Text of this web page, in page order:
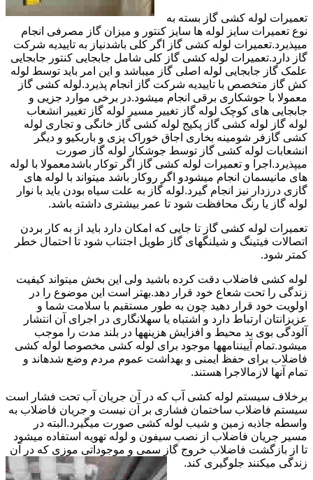
تعمیرات لوله کشی گاز بسته به
نوع تعمیرات سایز لوله ها سایز کنتور و میزان گاز مصرفی انجام
میپذیرد.تعمیرات لوله کشی گاز اگر کلی باشدنیاز به تاییدیه شرکت
گاز دارد.تعمیرات لوله کشی گاز کلی شامل جابجایی کنتور جابجایی
علمک گاز جابجایی لوله اصلی گاز میباشد و این امر باید توسط لوله
کش گاز متخصص با تاییدیه شرکت گاز انجام پذیرد.لوله کشی گاز
معمولا با جوشکاری برقی انجام میشود.در برخی موارد جزیی و
جابجایی های کوچک لوله گاز تغییر مسیر لوله گاز تغییر انشعاب
لوله گاز لوله کشی گاز پکیج لوله کشی گاز خانگی و تجاری لوله
کشی گازفر شومینه بخاری اجاق خوراک پزی و باربکیو و دیگر
انشعابات لوله کشی گاز توسط جوشکار لوله گاز صورت
میپذیرد.اجرا و تعمیرات لوله کشی گاز اگر توکار باشدمعمولا با لوله
های مانیسمان انجام میشودو اگر روکار باشد میتواند با لوله های
گازی درزدار نیز انجام گیرد.لوله گاز به علت سیاه بودن باید با نوار
لوله گاز یا رنگ محافظت شود تا عمر بیشتری داشته باشد.
تعمیرات لوله کشی گاز تا جایی که امکان دارد باید از به کار بردن
اتصالات فیتینگ و شیلنگهای گاز طویل اجتناب شود تا احتمال خطر
کمتر شود.
لوله کشی فاضلاب دقت کرده باشید ولی این بخش میتواند کیفیت
زندگی را تحت شعاع خود قرار دهد.بهتر است این موضوع را در
اولویت خود قرار دهید چون به طور مستقیم با سلامت شما و
عزیزانتان ارتباط دارد و اشتباه یا سهلانگاری در اجرای آن انتشار
آلودگی بوی بد محیط و افزایش هزینهها در بلند مدت را موجب
میشود.تمام آییننامهها موجود برای لوله کشی مخصوصا لوله کشی
فاضلاب برای حفظ ایمنی و بهداشت عموم مردم وضع شدهاند و
تمام آنها لازمالاجرا هستند.
برخلاف سیستم لوله کشی آب که در آن جریان آب تحت فشار است
سیستم فاضلاب ساختمان فشاری بر آن نیست و جریان فاضلاب به
واسطه جاذبه زمین و شیب لوله کشی صورت میگیرد.البته در
مسیر جریان فاضلاب از نصب سیفون و لوله تهویه استفاده میشود
تا از بازگشت فاضلاب خروج گاز سمی و موجوداتی موزی که در آن
زندگی میکنند جلوگیری کند.